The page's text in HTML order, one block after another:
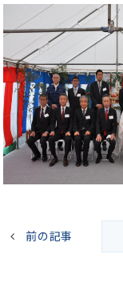
前の記事